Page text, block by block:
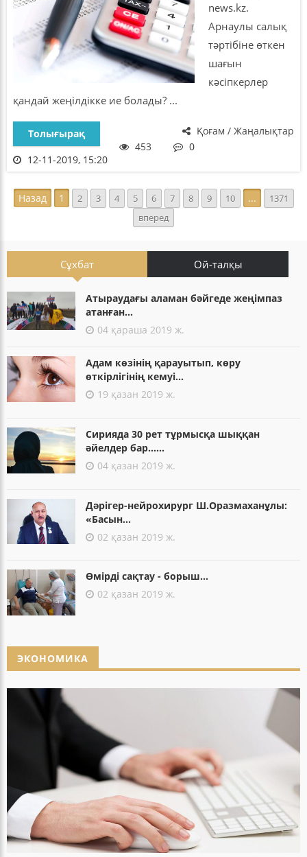
news.kz.
Арнаулы салық
тәртібіне өткен
шағын
кәсіпкерлер
қандай жеңілдікке ие болады? ...
Қоғам / Жаңалықтар
Толығырақ
453
0
12-11-2019, 15:20
Назад 1 2 3 4 5 6 7 8 9 10 ...
1371
вперед
Сұхбат Ой-талқы
Атыраудағы аламан бәйгеде жеңімпаз
атанған...
04 қараша 2019 ж.
Адам көзінің қарауытып, көру
өткірлігінің кемуі...
19 қазан 2019 ж.
Сирияда 30 рет тұрмысқа шыққан
әйелдер бар......
04 қазан 2019 ж.
Дәрігер-нейрохирург Ш.Оразмаханұлы:
«Басын...
02 қазан 2019 ж.
Өмірді сақтау - борыш...
02 қазан 2019 ж.
ЭКОНОМИКА